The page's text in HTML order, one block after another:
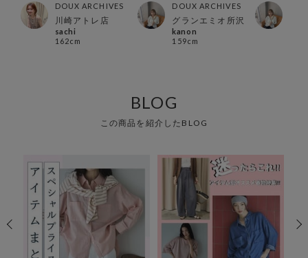
DOUX ARCHIVES
川崎アトレ店
sachi
162cm
DOUX ARCHIVES
グランエミオ所沢
kanon
159cm
BLOG
この商品を紹介したBLOG